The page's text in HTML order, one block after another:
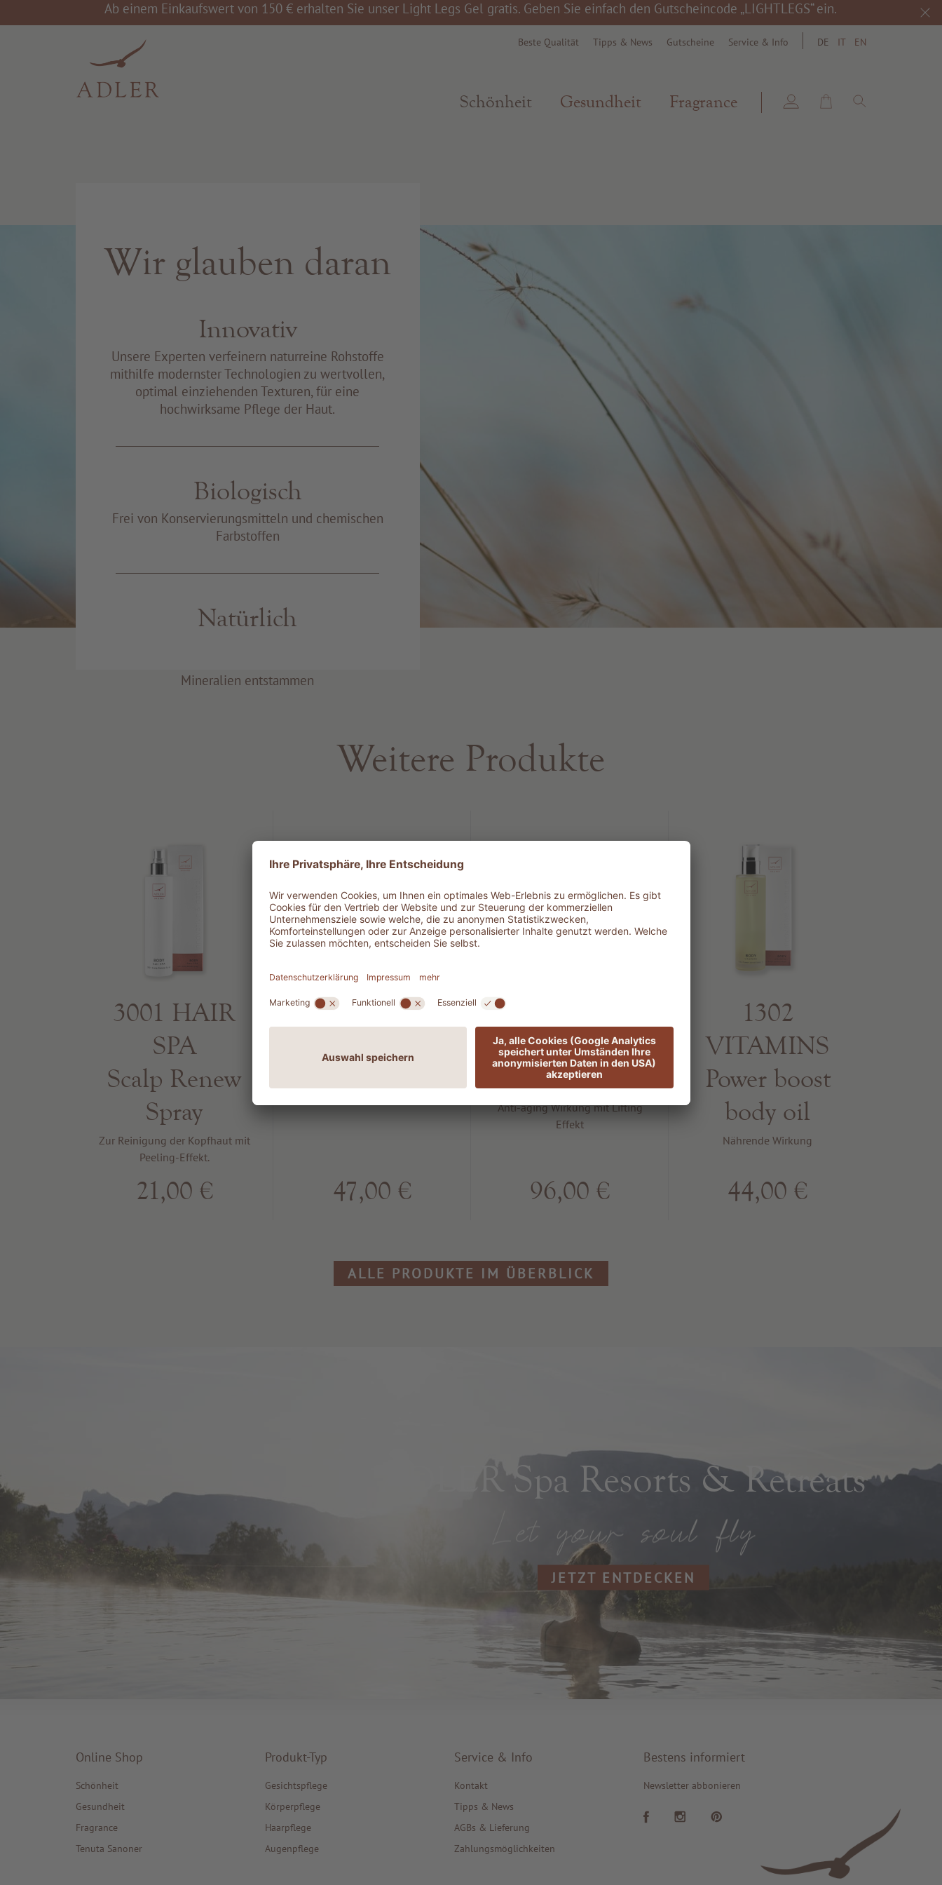
Ab einem Einkaufswert von 150 € erhalten Sie unser Light Legs Gel gratis. Geben Sie einfach den Gutscheincode „LIGHTLEGS“ ein.
Beste Qualität Tipps & News Gutscheine Service & Info DE IT EN
Schönheit Gesundheit Fragrance search
Wir glauben daran
Innovativ
Unsere Experten verfeinern naturreine Rohstoffe
mithilfe modernster Technologien zu wertvollen,
optimal einziehenden Texturen, für eine
hochwirksame Pflege der Haut.
Biologisch
Frei von Konservierungsmitteln und chemischen
Farbstoffen
Natürlich
Mineralien entstammen
Weitere Produkte
3001 HAIR
SPA
Scalp Renew
Spray
Zur Reinigung der Kopfhaut mit
Peeling-Effekt.
21,00 €
803 SUN
After sun
feuchtigkeitsspendende Wirkung
47,00 €
Rejuvenating
intensive serum
Anti-aging Wirkung mit Lifting
Effekt
96,00 €
1302
VITAMINS
Power boost
body oil
Nährende Wirkung
44,00 €
ALLE PRODUKTE IM ÜBERBLICK
ADLER Spa Resorts & Retreats
JETZT ENTDECKEN
Online Shop
Schönheit
Gesundheit
Fragrance
Tenuta Sanoner
Produkt-Typ
Gesichtspflege
Körperpflege
Haarpflege
Augenpflege
Service & Info
Kontakt
Tipps & News
AGBs & Lieferung
Zahlungsmöglichkeiten
Bestens informiert
Newsletter abbonieren